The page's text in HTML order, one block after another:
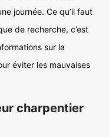
journée. Ce qu’il faut
de recherche, c’est
sur la
éviter les mauvaises
charpentier